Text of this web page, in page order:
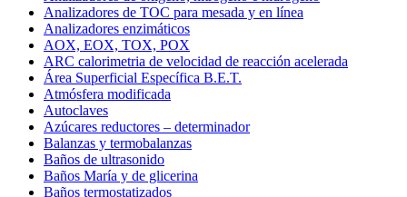
Analizadores de TOC para mesada y en línea
Analizadores enzimáticos
AOX, EOX, TOX, POX
ARC calorimetria de velocidad de reacción acelerada
Área Superficial Específica B.E.T.
Atmósfera modificada
Autoclaves
Azúcares reductores – determinador
Balanzas y termobalanzas
Baños de ultrasonido
Baños María y de glicerina
Baños termostatizados